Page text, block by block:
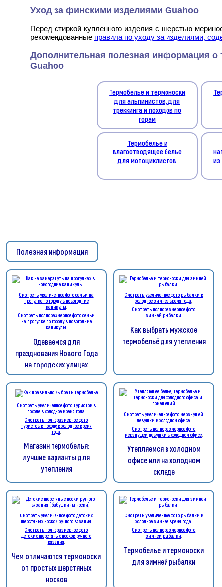
Уход за финскими изделиями Guahoo
Перед стиркой купленного изделия с шерстью
рекомендованные правила по уходу за изделиями,
Дополнительная полезная информация о
Guahoo
Термобелье и термоноски
для альпинистов, для
треккинга и походов по
горам
Термобелье и
влагоотводящее белье
для мотоциклистов
из
Полезная информация
Смотреть увеличенное фото семьи на
прогулке по городу в новогодние
каникулы
Смотреть полноразмерное фото семьи
на прогулке по городу в новогодние
каникулы
Одеваемся для
празднования Нового Года
на городских улицах
Смотреть увеличенное фото рыбалки в
холодное зимнее время года
Смотреть полноразмерное фото
зимней рыбалки
Как выбрать мужское
термобельё для утепления
Смотреть увеличенное фото туристов в
походе в холодное время года
Смотреть полноразмерное фото
туристов в походе в холодное время
года
Магазин термобелья:
лучшие варианты для
утепления
Смотреть увеличенное фото мерзнущей
девушки в холодном офисе
Смотреть полноразмерное фото
мерзнущей девушки в холодном офисе
Утепляемся в холодном
офисе или на холодном
складе
Смотреть увеличенное фото детских
шерстяных носков ручного вязания
Смотреть полноразмерное фото
детских шерстяных носков ручного
вязания
Чем отличаются термоноски
от простых шерстяных
носков
Смотреть увеличенное фото рыбалки в
холодное зимнее время года
Смотреть полноразмерное фото
зимней рыбалки
Термобелье и термоноски
для зимней рыбалки